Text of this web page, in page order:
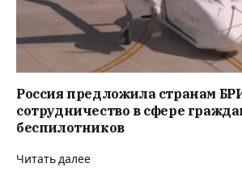
Россия предложила странам
сотрудничество в сфере
беспилотников
Читать далее